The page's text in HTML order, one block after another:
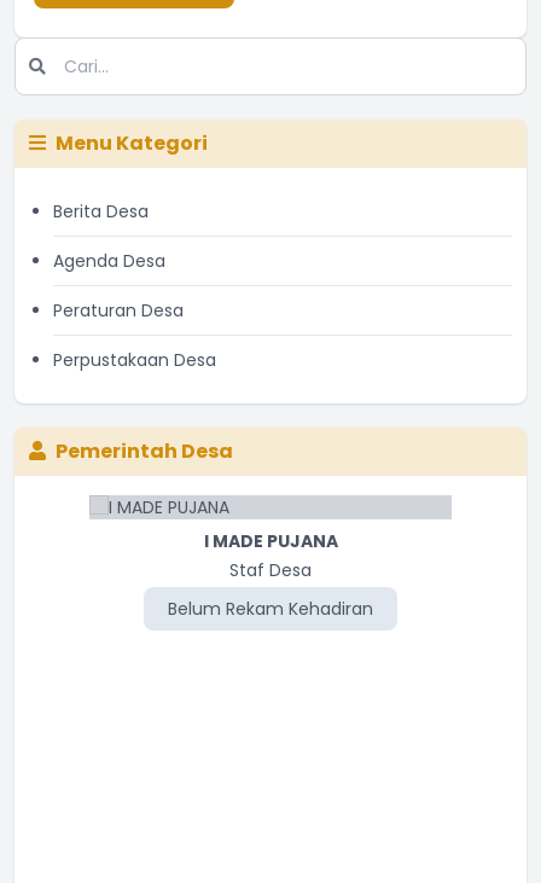
Menu Kategori
Berita Desa
Agenda Desa
Peraturan Desa
Perpustakaan Desa
Pemerintah Desa
I MADE PUJANA
Staf Desa
Belum Rekam Kehadiran